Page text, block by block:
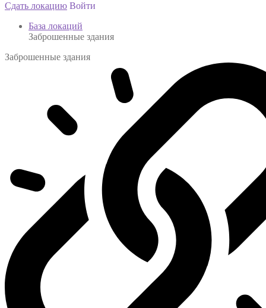
Сдать локацию Войти
База локаций
Заброшенные здания
Заброшенные здания